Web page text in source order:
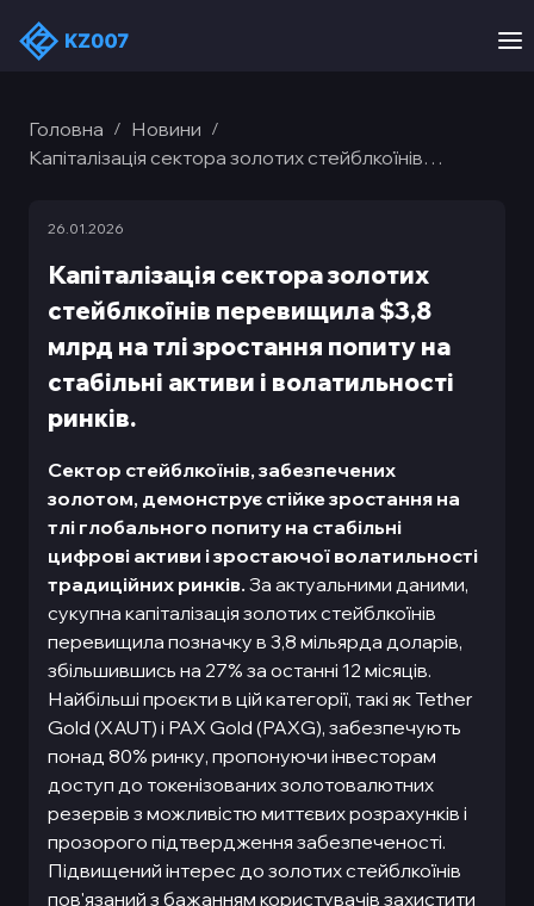
Головна / Новини /
Капіталізація сектора золотих стейблкоїнів
Капіталізація сектора золотих
стейблкоїнів перевищила $3,8
млрд на тлі зростання попиту на
стабільні активи і волатильності
ринків.
26.01.2026
Сектор стейблкоїнів, забезпечених
золотом, демонструє стійке зростання на
тлі глобального попиту на стабільні
цифрові активи і зростаючої волатильності
традиційних ринків. За актуальними даними,
сукупна капіталізація золотих стейблкоїнів
перевищила позначку в 3,8 мільярда доларів,
збільшившись на 27% за останні 12 місяців.
Найбільші проєкти в цій категорії, такі як Tether
Gold (XAUT) і PAX Gold (PAXG), забезпечують
понад 80% ринку, пропонуючи інвесторам
доступ до токенізованих золотовалютних
резервів з можливістю миттєвих розрахунків і
прозорого підтвердження забезпеченості.
Підвищений інтерес до золотих стейблкоїнів
пов'язаний з бажанням користувачів захистити